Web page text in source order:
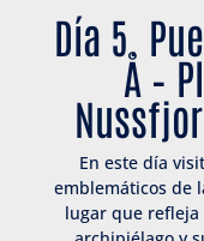
Día 5.
Å –
En este día
emblemáticos de
lugar que refleja